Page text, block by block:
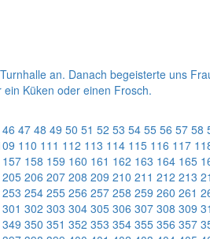
an. Danach begeisterte uns
Küken oder einen Frosch.
46 47 48 49 50 51 52 53 54 55 56 57 58
110 111 112 113 114 115 116 117
157 158 159 160 161 162 163 164 165
205 206 207 208 209 210 211 212 213
253 254 255 256 257 258 259 260 261
301 302 303 304 305 306 307 308 309
349 350 351 352 353 354 355 356 357